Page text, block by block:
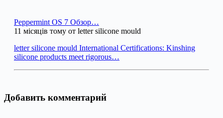
Peppermint OS 7 Обзор…
11 місяців тому от letter silicone mould
letter silicone mould International Certifications: Kinshing
silicone products meet rigorous…
Добавить комментарий